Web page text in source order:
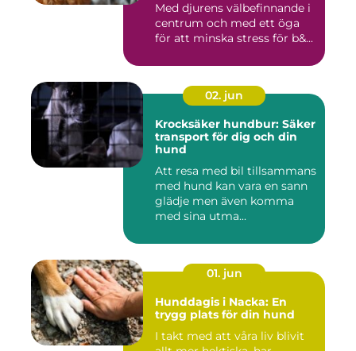
Med djurens välbefinnande i
centrum och med ett öga
för att minska stress för b&...
02. jun
Krocksäker hundbur: Säker
transport för dig och din
hund
Att resa med bil tillsammans
med hund kan vara en sann
glädje men även komma
med sina utma...
01. jun
Hunddagis i Nacka: En
trygg plats för din hund
I takt med att våra liv blivit